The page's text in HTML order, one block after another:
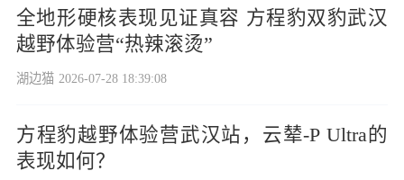
全地形硬核表现见证真容 方程豹双豹武汉
越野体验营“热辣滚烫”
湖边猫 2026-07-28 18:39:08
方程豹越野体验营武汉站，云辇-P Ultra的
表现如何？